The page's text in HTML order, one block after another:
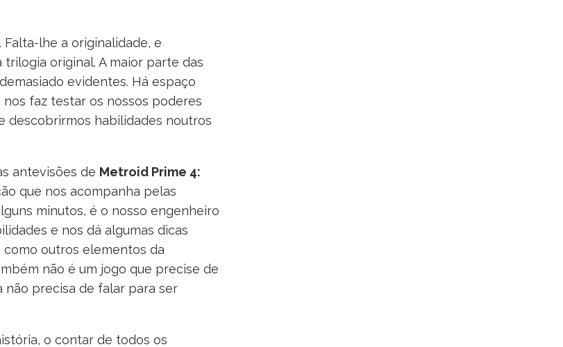
lhe a originalidade, e
original. A maior parte das
evidentes. Há espaço
faz testar os nossos poderes
descobrirmos habilidades noutros
antevisões de Metroid Prime 4:
que nos acompanha pelas
minutos, é o nosso engenheiro
e nos dá algumas dicas
como outros elementos da
não é um jogo que precise de
não precisa de falar para ser
o contar de todos os